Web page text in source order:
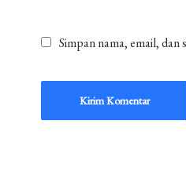
Simpan nama, email,